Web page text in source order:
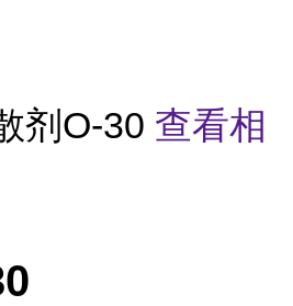
剂O-30 查看相